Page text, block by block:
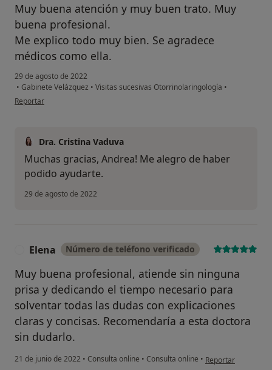
Muy buena atención y muy buen trato. Muy
buena profesional.
Me explico todo muy bien. Se agradece
médicos como ella.
29 de agosto de 2022
• Gabinete Velázquez • Visitas sucesivas Otorrinolaringología •
en opinión del usuario Andrea M
Reportar
Dra. Cristina Vaduva
Muchas gracias, Andrea! Me alegro de haber
podido ayudarte.
29 de agosto de 2022
Elena Número de teléfono verificado
Muy buena profesional, atiende sin ninguna
prisa y dedicando el tiempo necesario para
solventar todas las dudas con explicaciones
claras y concisas. Recomendaría a esta doctora
sin dudarlo.
21 de junio de 2022 • Consulta online • Consulta online • en opinión del
Reportar